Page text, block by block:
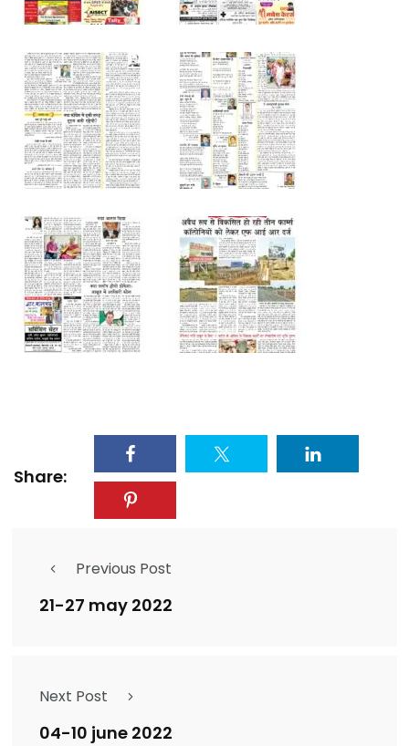
Share:
Previous Post
21-27 may 2022
Next Post
04-10 june 2022